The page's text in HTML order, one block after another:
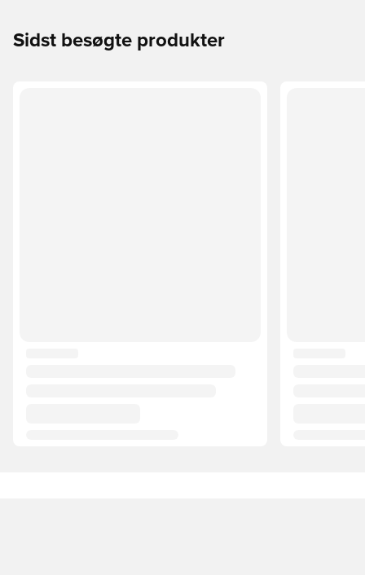
Sidst besøgte produkter